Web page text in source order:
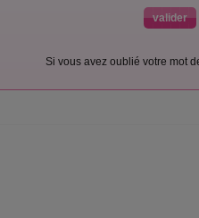
Si vous avez oublié votre mot